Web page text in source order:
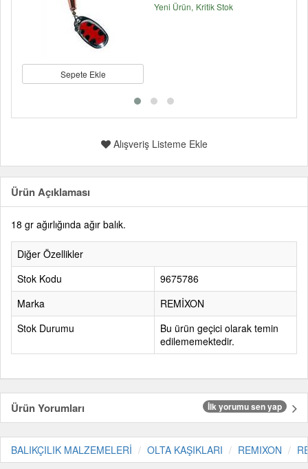
Sepete Ekle
Yeni Ürün Kritik Stok
Alışveriş Listeme Ekle
Ürün Açıklaması
18 gr ağırlığında ağır balık.
Diğer Özellikler
Stok Kodu
9675786
Marka
REMİXON
Stok Durumu
Bu ürün geçici olarak temin
edilememektedir.
Ürün Yorumları İlk yorumu sen yap
BALIKÇILIK MALZEMELERİ OLTA KAŞIKLARI REMIXON